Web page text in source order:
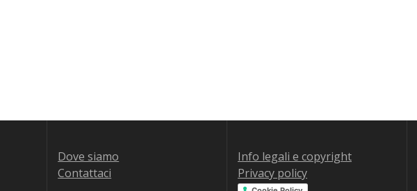
Dove siamo
Contattaci
Info legali e copyright
Privacy policy